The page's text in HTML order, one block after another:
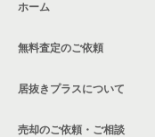
ホーム
無料査定のご依頼
居抜きプラスについて
売却のご依頼・ご相談